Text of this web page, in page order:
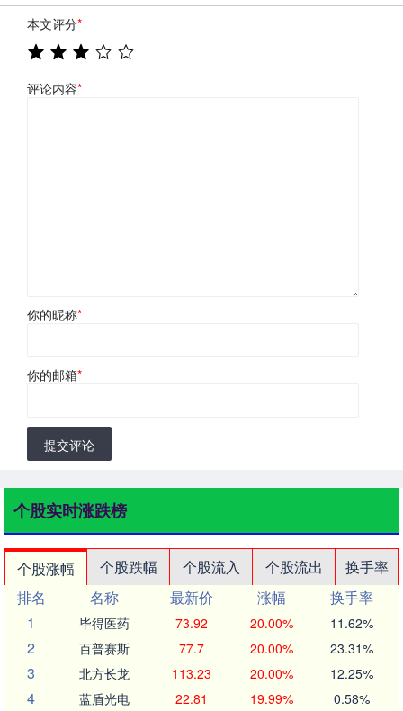
本文评分*
评论内容*
你的昵称*
你的邮箱*
提交评论
个股实时涨跌榜
个股涨幅 个股跌幅 个股流入 个股流出
换手率
排名
名称 最新价 涨幅
换手率
1
毕得医药 73.92 20.00% 11.62%
2 百普赛斯 77.7 20.00% 23.31%
3 北方长龙 113.23 20.00% 12.25%
4 蓝盾光电 22.81 19.99% 0.58%